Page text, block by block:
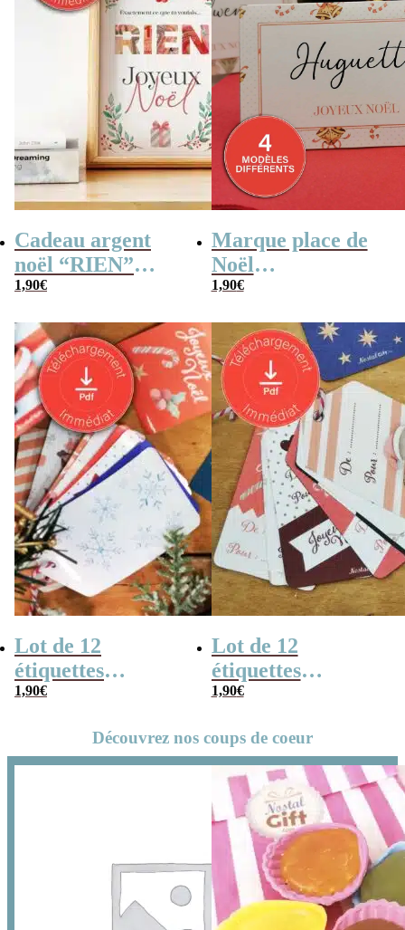
Cadeau argent
noël “RIEN”
affiche message
billets à offrir – a
imprimer
1,90€
Marque place de
Noël
personnalisables à
1,90€
Lot de 12
étiquettes
perforées à
emballage cadeau
1,90€
Lot de 12
étiquettes
perforées “de… /
emballage cadeau
à imprimer
1,90€
Découvrez nos coups de coeur